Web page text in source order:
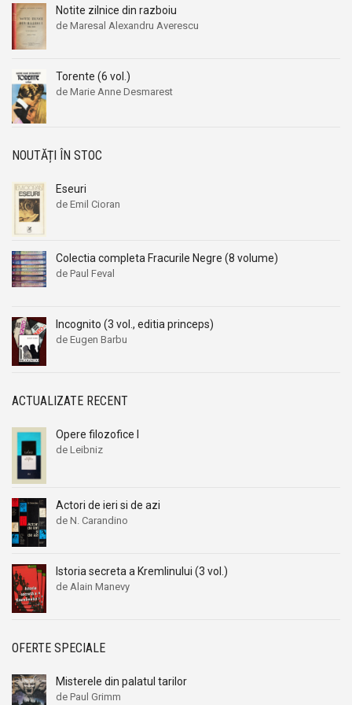
Aleksandr Beleaev
Alexandr Soljenitin
Alexandra Jones
Alexandra Mosneaga
Alexandra Ripley
Alexandre Dumas fiul
Alexandre Koyre
Alexandru Balaci
Alexandru Busuioceanu
Alexandru Elian
Alexandru I. Gonta
Alexandru Madgearu
Alexandru Tanase
Alexandru Vulpe
Alexei Tolstoi
Alfred Harlaoanu
Alice Hoffman
Alison Tyler
Alison York
Alistair Maclean
Aleksandr Beleaev
Alexandr Soljenitin
Alexandra Jones
Alexandra Mosneaga
Alexandra Ripley
Alexandre Dumas fiul
Alexandre Koyre
Alexandru Balaci
Alexandru Busuioceanu
Alexandru Elian
Alexandru I. Gonta
Alexandru Madgearu
Alexandru Tanase
Alexandru Vulpe
Alexei Tolstoi
Alfred Harlaoanu
Alice Hoffman
Alison Tyler
Alison York
Alistair Maclean
Notite zilnice din razboiu
de Maresal Alexandru Averescu
Torente (6 vol.)
de Marie Anne Desmarest
NOUTĂȚI ÎN STOC
Eseuri
de Emil Cioran
Colectia completa Fracurile Negre (8 volume)
de Paul Feval
Incognito (3 vol., editia princeps)
de Eugen Barbu
ACTUALIZATE RECENT
Opere filozofice I
de Leibniz
Actori de ieri si de azi
de N. Carandino
Istoria secreta a Kremlinului (3 vol.)
de Alain Manevy
OFERTE SPECIALE
Misterele din palatul tarilor
de Paul Grimm